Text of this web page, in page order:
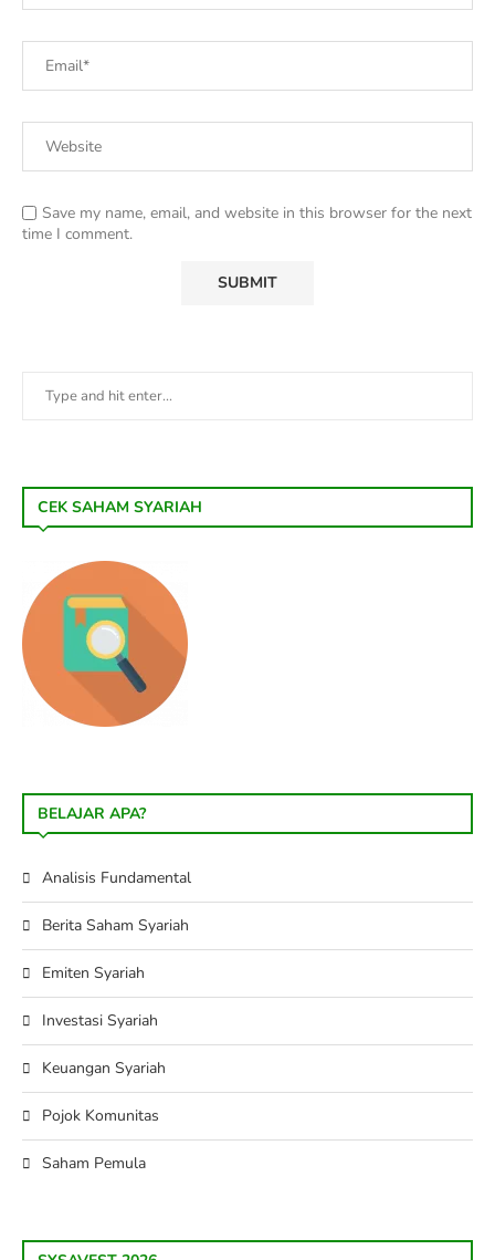
Save my name, email, and website in this browser for the next
time I comment.
CEK SAHAM SYARIAH
BELAJAR APA?
Analisis Fundamental
Berita Saham Syariah
Emiten Syariah
Investasi Syariah
Keuangan Syariah
Pojok Komunitas
Saham Pemula